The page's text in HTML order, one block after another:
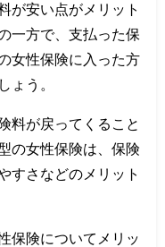
が安い点がメリット
一方で、支払った保
女性保険に入った方
ょう。
料が戻ってくること
の女性保険は、保険
すさなどのメリット
保険についてメリッ